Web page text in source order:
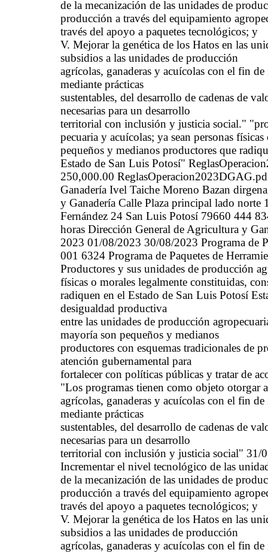
de la mecanización de las unidades de
producción a través del equipamiento
través del apoyo a paquetes tecnológicos; y
V. Mejorar la genética de los Hatos en las
subsidios a las unidades de producción
agrícolas, ganaderas y acuícolas con el fin
mediante prácticas
sustentables, del desarrollo de cadenas de
necesarias para un desarrollo
territorial con inclusión y justicia social."
pecuaria y acuícolas; ya sean personas
pequeños y medianos productores que
Estado de San Luis Potosí"
250,000.00
Ganadería Ivel Taiche Moreno Bazan
y Ganadería Calle Plaza principal lado
Fernández 24 San Luis Potosí 79660 444
horas Dirección General de Agricultura y
2023 01/08/2023 30/08/2023 Programa de
001 6324 Programa de Paquetes de
Productores y sus unidades de producción
físicas o morales legalmente constituidas,
radiquen en el Estado de San Luis Potosí
desigualdad productiva
entre las unidades de producción
mayoría son pequeños y medianos
productores con esquemas tradicionales de
atención gubernamental para
fortalecer con políticas públicas y tratar de
"Los programas tienen como objeto otorgar
agrícolas, ganaderas y acuícolas con el fin
mediante prácticas
sustentables, del desarrollo de cadenas de
necesarias para un desarrollo
territorial con inclusión y justicia social" 31/
Incrementar el nivel tecnológico de las
de la mecanización de las unidades de
producción a través del equipamiento
través del apoyo a paquetes tecnológicos; y
V. Mejorar la genética de los Hatos en las
subsidios a las unidades de producción
agrícolas, ganaderas y acuícolas con el fin